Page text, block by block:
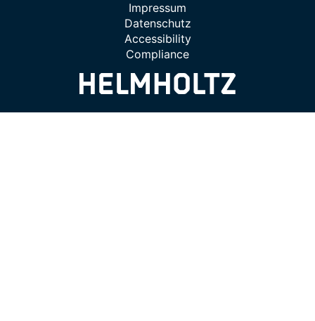
Impressum
Datenschutz
Accessibility
Compliance